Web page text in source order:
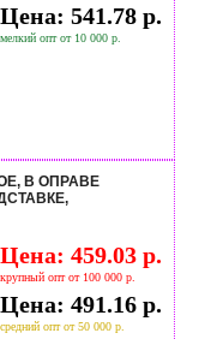
Цена: 541.78 р.
мелкий опт от 10 000 р.
В ОПРАВЕ
Цена: 459.03 р.
крупный опт от 100 000 р.
Цена: 491.16 р.
средний опт от 50 000 р.